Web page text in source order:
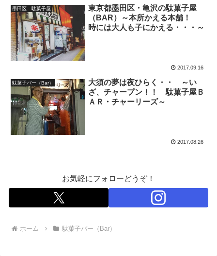
墨田区 駄菓子屋
東京都墨田区・亀沢の駄菓子屋
（BAR）～本所かえる本舗！
時には大人も子にかえる・・・～
2017.09.16
駄菓子バー（Bar）
大須の夢は夜ひらく・・ ～い
ざ、チャープン！！ 駄菓子屋Ｂ
ＡＲ・チャーリーズ～
2017.08.26
お気軽にフォローどうぞ！
ホーム 駄菓子バー（Bar）